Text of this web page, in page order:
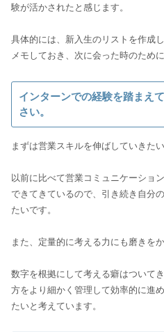
験が活かされたと感じます。
具体的には、新入生のリストを作成
インターンでの経験を踏まえ
さい。
まずは営業スキルを伸ばしていきたい
以前に比べて営業コミュニケーショ
できてきているので、引き続き自分
たいです。
また、定量的に考える力にも磨きを
数字を根拠にして考える癖はついて
方をより細かく管理して効率的に進